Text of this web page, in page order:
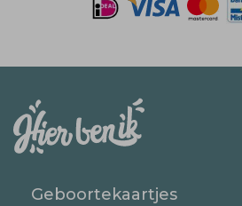
Geboortekaartjes